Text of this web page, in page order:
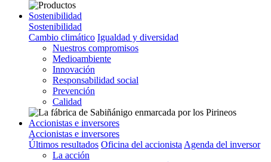
Sostenibilidad
Sostenibilidad
Cambio climático Igualdad y diversidad
Nuestros compromisos
Medioambiente
Innovación
Responsabilidad social
Prevención
Calidad
Accionistas e inversores
Accionistas e inversores
Últimos resultados Oficina del accionista Agenda del inversor
La acción